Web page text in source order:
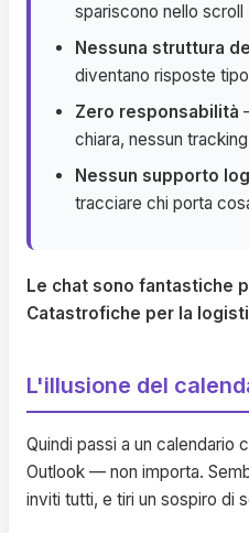
spariscono nello scroll
Nessuna struttura
diventano risposte
Zero responsabilità
chiara, nessun
Nessun supporto
tracciare chi porta
Le chat sono fantastiche
Catastrofiche per la
L'illusione del
Quindi passi a un calendario
Outlook — non importa.
inviti tutti, e tiri un sospiro di